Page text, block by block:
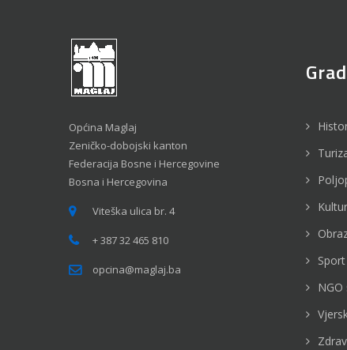
Općina Maglaj
Zeničko-dobojski kanton
Federacija Bosne i Hercegovine
Bosna i Hercegovina
Viteška ulica br. 4
+ 387 32 465 810
opcina@maglaj.ba
Sport